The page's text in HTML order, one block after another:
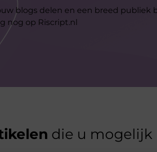
blogs delen en een breed publiek
nog op Riscript.nl
die u mogelijk